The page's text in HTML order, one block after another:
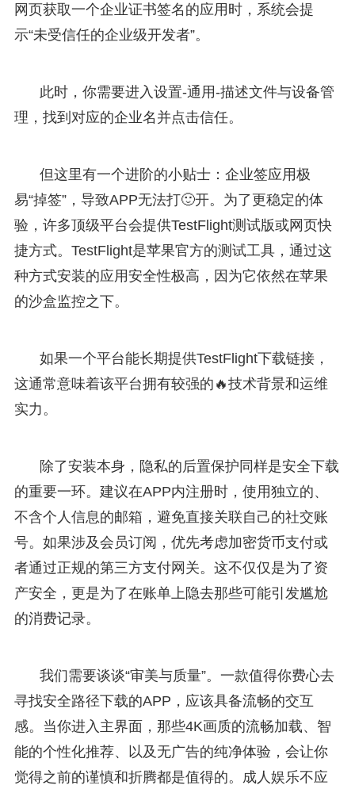
网页获取一个企业证书签名的应用时，系统会提
示“未受信任的企业级开发者”。
此时，你需要进入设置-通用-描述文件与设备管
理，找到对应的企业名并点击信任。
但这里有一个进阶的小贴士：企业签应用极
易“掉签”，导致APP无法打🙂开。为了更稳定的体
验，许多顶级平台会提供TestFlight测试版或网页快
捷方式。TestFlight是苹果官方的测试工具，通过这
种方式安装的应用安全性极高，因为它依然在苹果
的沙盒监控之下。
如果一个平台能长期提供TestFlight下载链接，
这通常意味着该平台拥有较强的🔥技术背景和运维
实力。
除了安装本身，隐私的后置保护同样是安全下载
的重要一环。建议在APP内注册时，使用独立的、
不含个人信息的邮箱，避免直接关联自己的社交账
号。如果涉及会员订阅，优先考虑加密货币支付或
者通过正规的第三方支付网关。这不仅仅是为了资
产安全，更是为了在账单上隐去那些可能引发尴尬
的消费记录。
我们需要谈谈“审美与质量”。一款值得你费心去
寻找安全路径下载的APP，应该具备流畅的交互
感。当你进入主界面，那些4K画质的流畅加载、智
能的个性化推荐、以及无广告的纯净体验，会让你
觉得之前的谨慎和折腾都是值得的。成人娱乐不应